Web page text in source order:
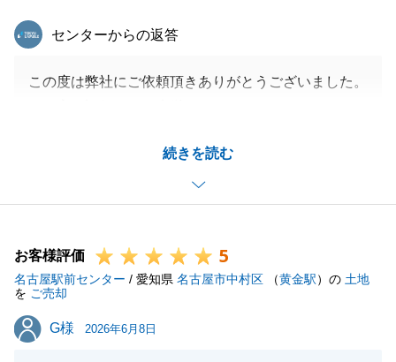
続きを読む
東急リバブル
センターからの返答
この度は弊社にご依頼頂きありがとうございました。
気軽にお申し付けくださいませ。
お客様評価
5
名古屋駅前センター / 愛知県 名古屋市中村区 （黄金駅）の 土地
を ご売却
G様
G様 2026年6月8日